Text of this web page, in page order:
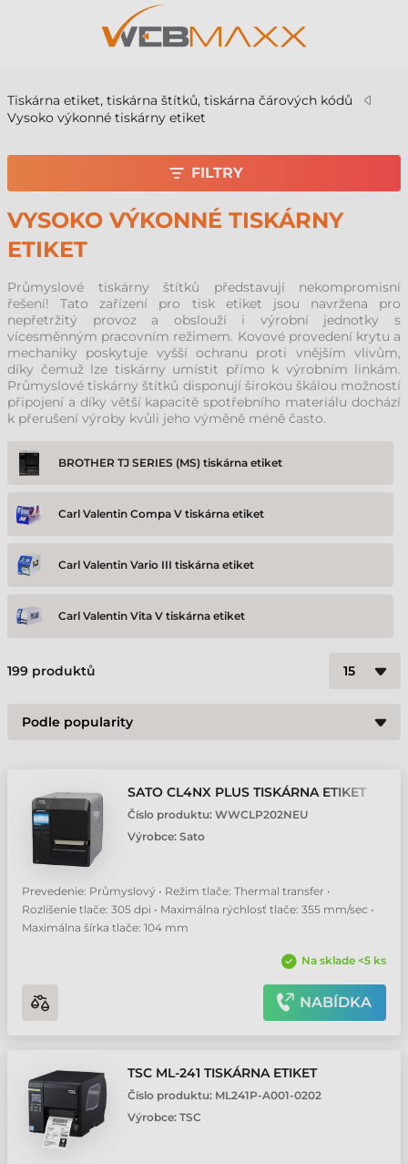
Tiskárna etiket, tiskárna štítků, tiskárna čárových kódů
Vysoko výkonné tiskárny etiket
VYSOKO VÝKONNÉ TISKÁRNY
ETIKET
Průmyslové tiskárny štítků představují nekompromisní
řešení! Tato zařízení pro tisk etiket jsou navržena pro
nepřetržitý provoz a obslouží i výrobní jednotky s
vícesměnným pracovním režimem. Kovové provedení krytu a
mechaniky poskytuje vyšší ochranu proti vnějším vlivům,
díky čemuž lze tiskárny umístit přímo k výrobním linkám.
Průmyslové tiskárny štítků disponují širokou škálou možností
připojení a díky větší kapacitě spotřebního materiálu dochází
k přerušení výroby kvůli jeho výměně méně často.
BROTHER TJ SERIES (MS) tiskárna etiket
Carl Valentin Compa V tiskárna etiket
Carl Valentin Vario III tiskárna etiket
Carl Valentin Vita V tiskárna etiket
Citizen CL-S700III tiskárna etiket
Godex HD830i tiskárna etiket
Honeywell PX940 tiskárna etiket
Sato CL4NX Plus tiskárna etiket
Sato CL6NX Plus tiskárna etiket
TSC MH241T tiskárna etiket
TSC MH261 tiskárna etiket
199 produktů
SATO CL4NX PLUS TISKÁRNA ETIKET
Číslo produktu: WWCLP202NEU
Výrobce: Sato
Prevedenie: Průmyslový • Režim tlače: Thermal transfer •
Rozlíšenie tlače: 305 dpi • Maximálna rýchlosť tlače: 355 mm/sec •
Maximálna šírka tlače: 104 mm
Na sklade <5 ks
NABÍDKA
TSC ML-241 TISKÁRNA ETIKET
Číslo produktu: ML241P-A001-0202
Výrobce: TSC
FILTRY